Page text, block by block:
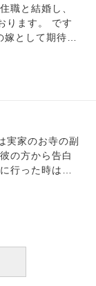
職もしまし
いうのも変な
いです。 将来
いけど、頑張れ
彼を独占して
か、、 今は彼
ますがお坊さ
深い関係がある
わたしが敵対し
家業をやると
職と結婚し、
ります。 です
として期待さ
じてしまいま
がずっと働き
然お庫裏さん
けてきます。
となんてない
の結婚に舞いあ
気付くには、結
う気持ちが、強
はしますが寺
実家のお寺の副
の方から告白
ど明確なものは
行からかえっ
ないし知らない